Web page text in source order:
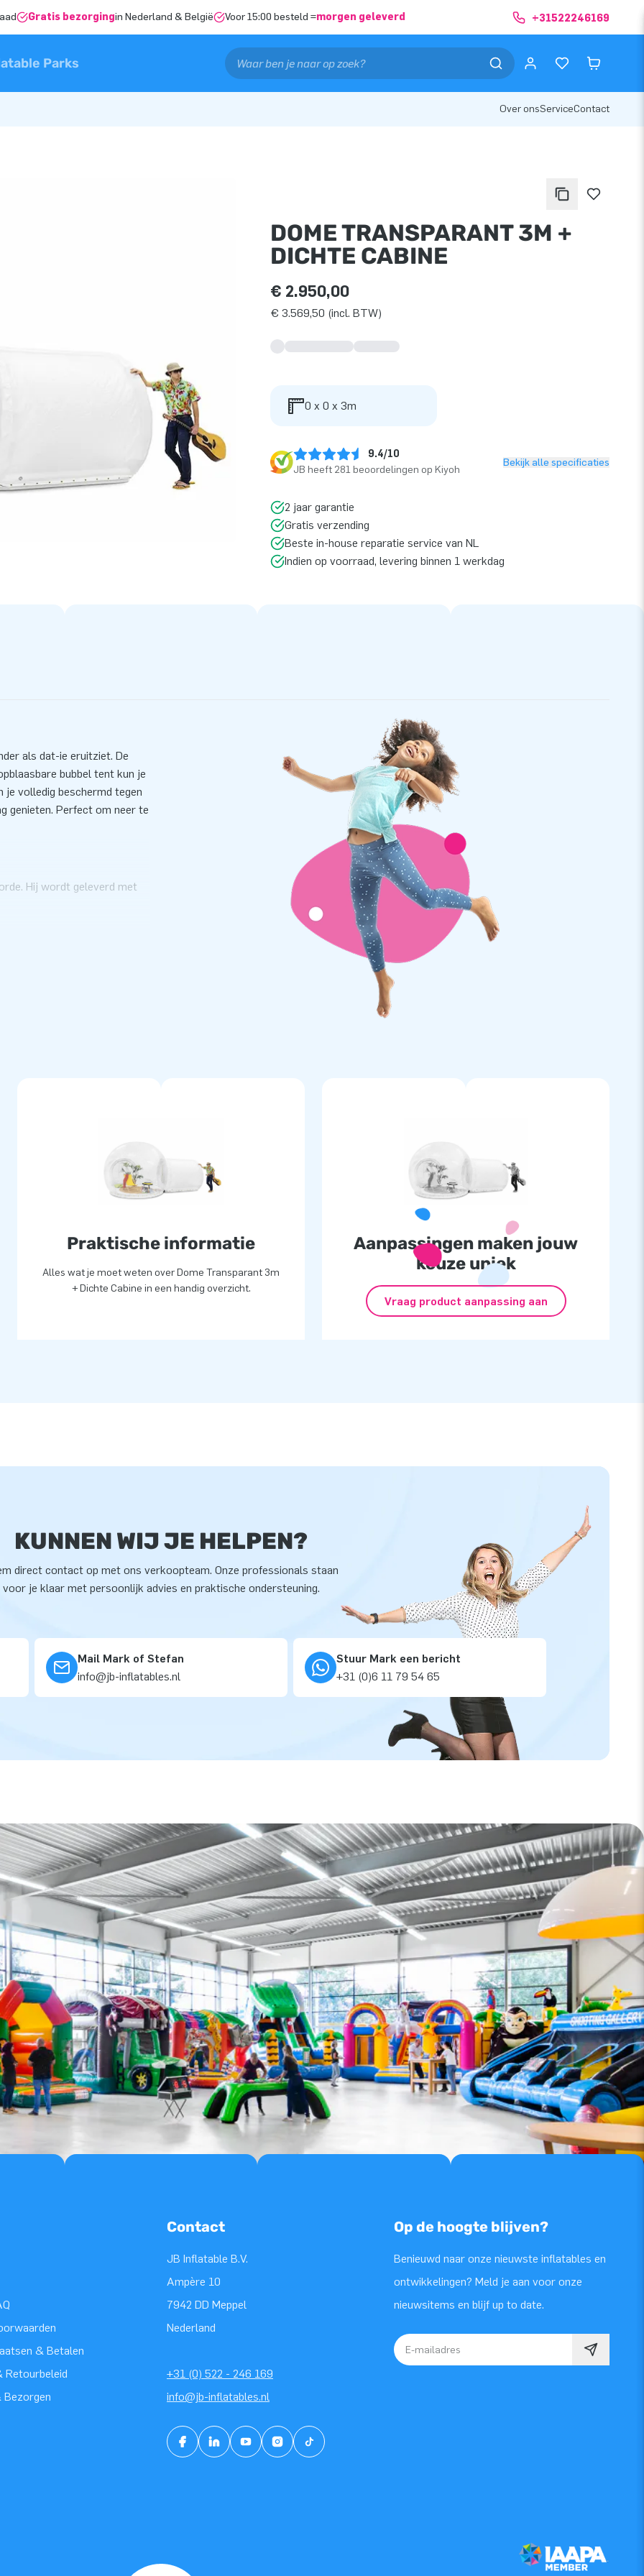
Gratis bezorgingin Nederland & België Voor 15:00 besteld =morgen geleverd +31522246169
Parks
Over onsServiceContact
DOME TRANSPARANT 3M +
DICHTE CABINE
€ 2.950,00
€ 3.569,50 (incl. BTW)
0 x 0 x 3m
9.4/10
JB heeft 281 beoordelingen op Kiyoh
Bekijk alle specificaties
2 jaar garantie
Gratis verzending
Beste in-house reparatie service van NL
Indien op voorraad, levering binnen 1 werkdag
als dat-ie eruitziet. De
bubbel tent kun je
je volledig beschermd tegen
genieten. Perfect om neer te
Hij wordt geleverd met
Praktische informatie
Alles wat je moet weten over Dome Transparant 3m
+ Dichte Cabine in een handig overzicht.
Aanpassingen maken jouw
keuze uniek
Vraag product aanpassing aan
KUNNEN WIJ JE HELPEN?
direct contact op met ons verkoopteam. Onze professionals staan
voor je klaar met persoonlijk advies en praktische ondersteuning.
Mail Mark of Stefan
info@jb-inflatables.nl
Stuur Mark een bericht
+31 (0)6 11 79 54 65
& Betalen
Retourbeleid
Bezorgen
Contact
JB Inflatable B.V.
Ampère 10
7942 DD Meppel
Nederland
+31 (0) 522 - 246 169
info@jb-inflatables.nl
Op de hoogte blijven?
Benieuwd naar onze nieuwste inflatables en
ontwikkelingen? Meld je aan voor onze
nieuwsitems en blijf up to date.
E-mailadres